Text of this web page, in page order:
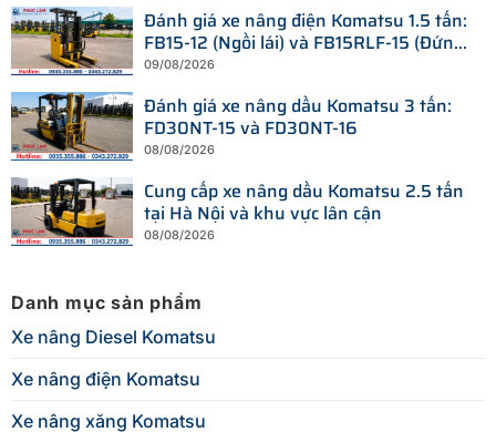
Đánh giá xe nâng điện Komatsu 1.5 tấn:
FB15-12 (Ngồi lái) và FB15RLF-15 (Đứng
lái)
09/08/2026
Đánh giá xe nâng dầu Komatsu 3 tấn:
FD30NT-15 và FD30NT-16
08/08/2026
Cung cấp xe nâng dầu Komatsu 2.5 tấn
tại Hà Nội và khu vực lân cận
08/08/2026
Danh mục sản phẩm
Xe nâng Diesel Komatsu
Xe nâng điện Komatsu
Xe nâng xăng Komatsu